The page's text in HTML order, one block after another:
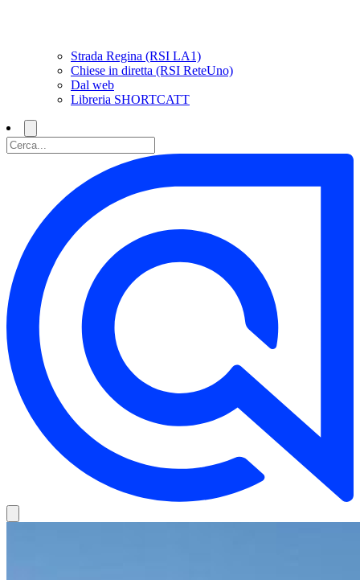
Strada Regina (RSI LA1)
Chiese in diretta (RSI ReteUno)
Dal web
Libreria SHORTCATT